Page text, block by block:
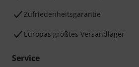
Zufriedenheitsgarantie
Europas größtes Versandlager
Service